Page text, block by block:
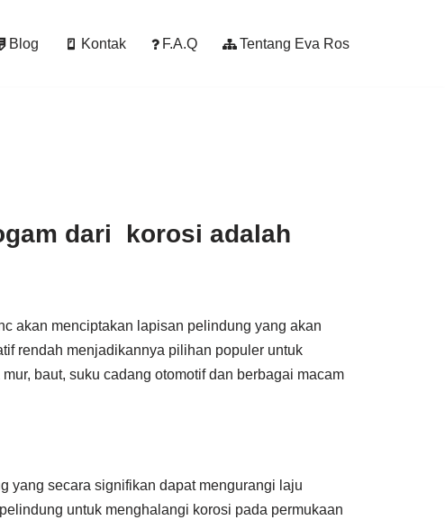
Blog Kontak F.A.Q Tentang Eva Ros
dari korosi adalah
akan menciptakan lapisan pelindung yang akan
rendah menjadikannya pilihan populer untuk
baut, suku cadang otomotif dan berbagai macam
yang secara signifikan dapat mengurangi laju
untuk menghalangi korosi pada permukaan